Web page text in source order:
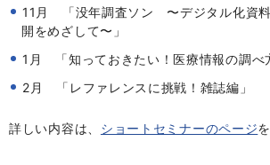
11月 「没年調査ソン 〜デジタル化資
開をめざして〜」
1月 「知っておきたい！医療情報の調べ
2月 「レファレンスに挑戦！雑誌編」
詳しい内容は、 ショートセミナーのページ